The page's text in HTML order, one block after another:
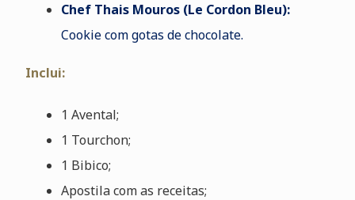
Chef Thais Mouros (Le Cordon Bleu):
Cookie com gotas de chocolate.
Inclui:
1 Avental;
1 Tourchon;
1 Bibico;
Apostila com as receitas;